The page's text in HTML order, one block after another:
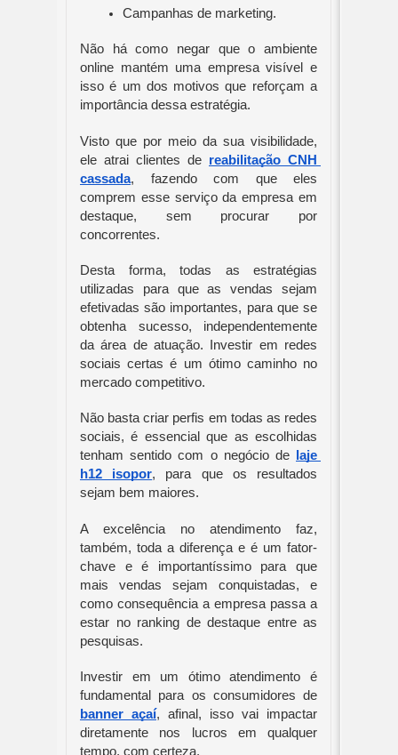
Campanhas de marketing.
Não há como negar que o ambiente
online mantém uma empresa visível e
isso é um dos motivos que reforçam a
importância dessa estratégia.
Visto que por meio da sua visibilidade,
ele atrai clientes de reabilitação CNH
cassada, fazendo com que eles
comprem esse serviço da empresa em
destaque, sem procurar por
concorrentes.
Desta forma, todas as estratégias
utilizadas para que as vendas sejam
efetivadas são importantes, para que se
obtenha sucesso, independentemente
da área de atuação. Investir em redes
sociais certas é um ótimo caminho no
mercado competitivo.
Não basta criar perfis em todas as redes
sociais, é essencial que as escolhidas
tenham sentido com o negócio de
laje
h12 isopor, para que os resultados
sejam bem maiores.
A excelência no atendimento faz,
também, toda a diferença e é um fator-
chave e é importantíssimo para que
mais vendas sejam conquistadas, e
como consequência a empresa passa a
estar no ranking de destaque entre as
pesquisas.
Investir em um ótimo atendimento é
banner açaí, afinal, isso vai impactar
diretamente nos lucros em qualquer
tempo, com certeza.